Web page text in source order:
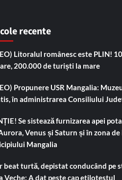
recente
Litoralul românesc este PLIN!
200.000 de turiști la mare
Propunere USR Mangalia:
în administrarea Consiliului
Se sistează furnizarea apei
Venus și Saturn și în zona de
Mangalia
beat turtă, depistat conducând pe
Veche: A dat peste cap etilotestul